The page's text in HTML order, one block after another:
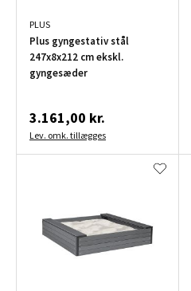
PLUS
Plus gyngestativ stål
247x8x212 cm ekskl.
gyngesæder
3.161,00 kr.
Lev. omk. tillægges